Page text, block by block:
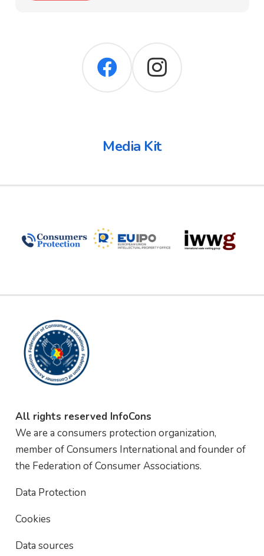
Media Kit
All rights reserved InfoCons
We are a consumers protection organization,
member of Consumers International and founder of
the Federation of Consumer Associations.
Data Protection
Cookies
Data sources